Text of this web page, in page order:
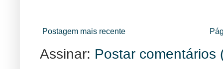
Postagem mais recente
Assinar: Postar comentários